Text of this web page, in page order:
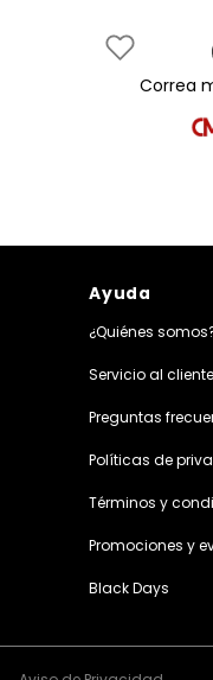
correa
Ayuda
¿Quiénes
Servicio al cliente
Preguntas
Políticas de
Términos y
Promociones y
Black Days